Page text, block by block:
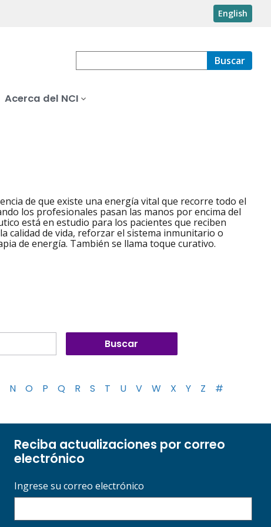
English
Buscar
Acerca del NCI
de que existe una energía vital que recorre todo el
los profesionales pasan las manos por encima del
está en estudio para los pacientes que reciben
calidad de vida, reforzar el sistema inmunitario o
de energía. También se llama toque curativo.
N O P Q R S T U V W X Y Z #
Reciba actualizaciones por correo
electrónico
Ingrese su correo electrónico